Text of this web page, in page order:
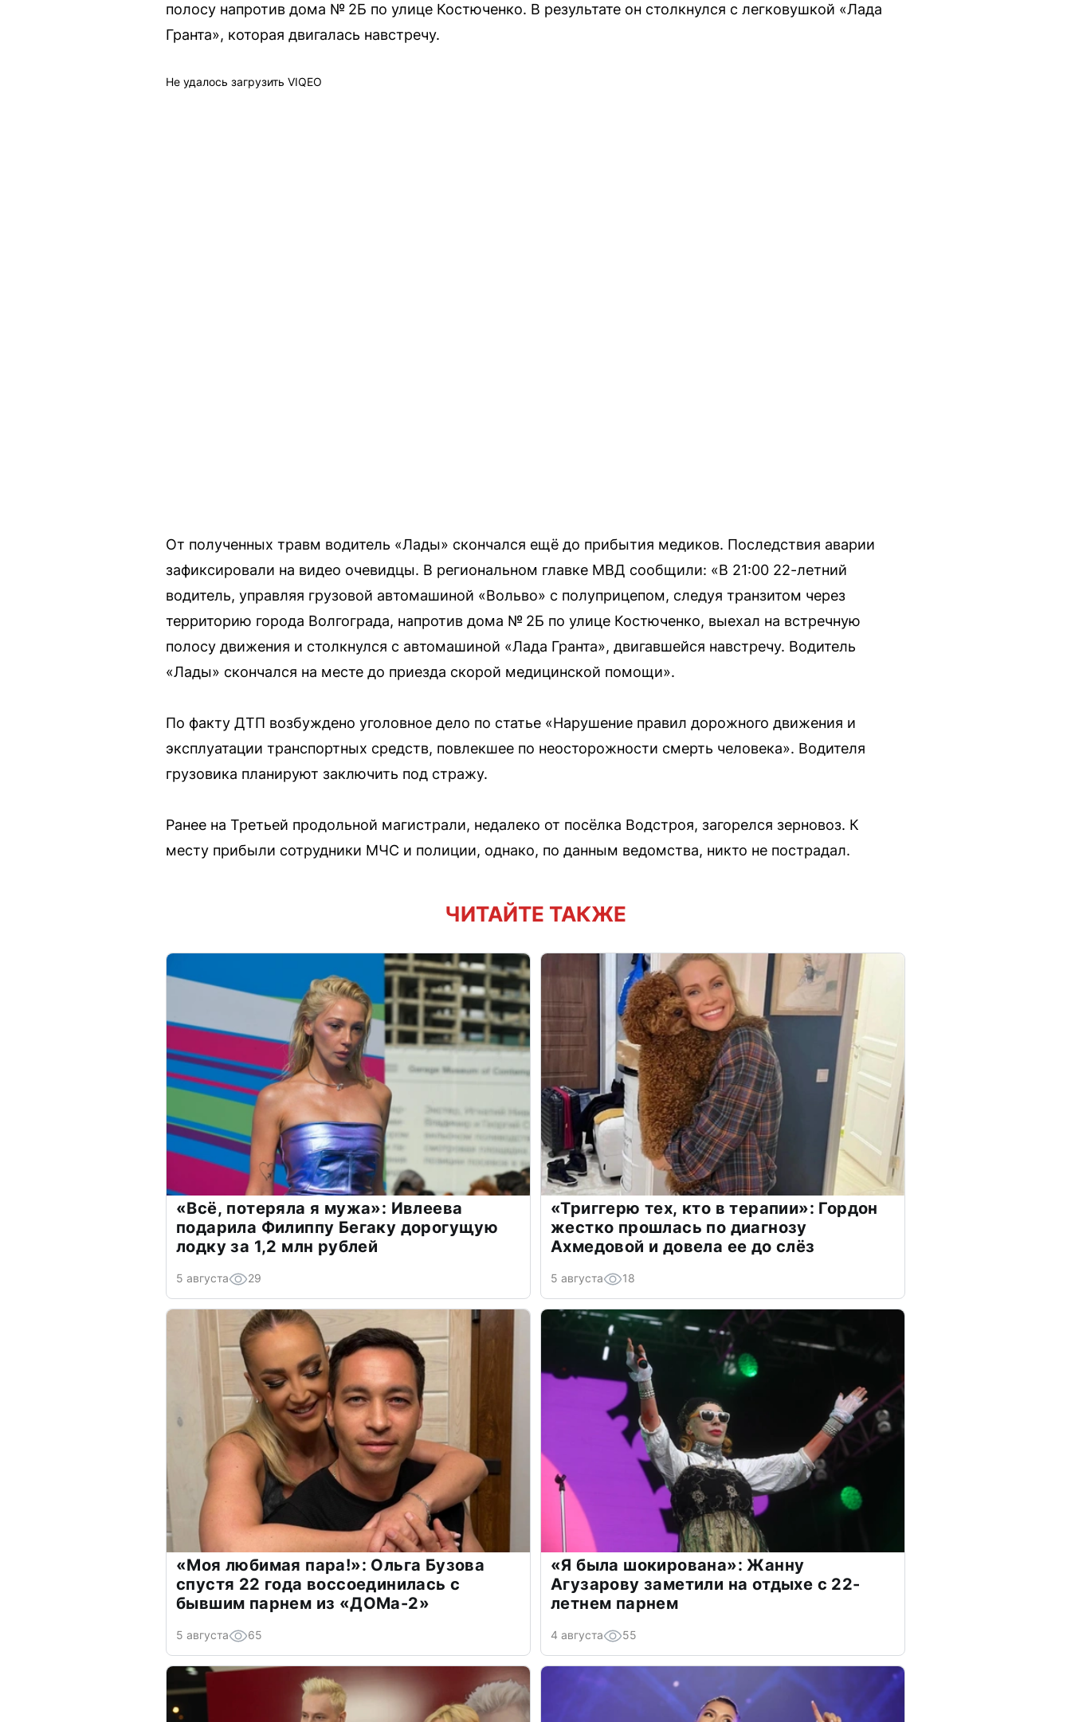
полосу напротив дома № 2Б по улице Костюченко. В результате он столкнулся с легковушкой «Лада
Гранта», которая двигалась навстречу.
Не удалось загрузить VIQEO
От полученных травм водитель «Лады» скончался ещё до прибытия медиков. Последствия аварии
зафиксировали на видео очевидцы. В региональном главке МВД сообщили: «В 21:00 22-летний
водитель, управляя грузовой автомашиной «Вольво» с полуприцепом, следуя транзитом через
территорию города Волгограда, напротив дома № 2Б по улице Костюченко, выехал на встречную
полосу движения и столкнулся с автомашиной «Лада Гранта», двигавшейся навстречу. Водитель
«Лады» скончался на месте до приезда скорой медицинской помощи».
По факту ДТП возбуждено уголовное дело по статье «Нарушение правил дорожного движения и
эксплуатации транспортных средств, повлекшее по неосторожности смерть человека». Водителя
грузовика планируют заключить под стражу.
Ранее на Третьей продольной магистрали, недалеко от посёлка Водстроя, загорелся зерновоз. К
месту прибыли сотрудники МЧС и полиции, однако, по данным ведомства, никто не пострадал.
ЧИТАЙТЕ ТАКЖЕ
«Всё, потеряла я мужа»: Ивлеева
подарила Филиппу Бегаку дорогущую
лодку за 1,2 млн рублей
5 августа 29
«Триггерю тех, кто в терапии»: Гордон
жестко прошлась по диагнозу
Ахмедовой и довела ее до слёз
5 августа 18
«Моя любимая пара!»: Ольга Бузова
спустя 22 года воссоединилась с
бывшим парнем из «ДОМа-2»
5 августа 65
«Я была шокирована»: Жанну
Агузарову заметили на отдыхе с 22-
летнем парнем
4 августа 55